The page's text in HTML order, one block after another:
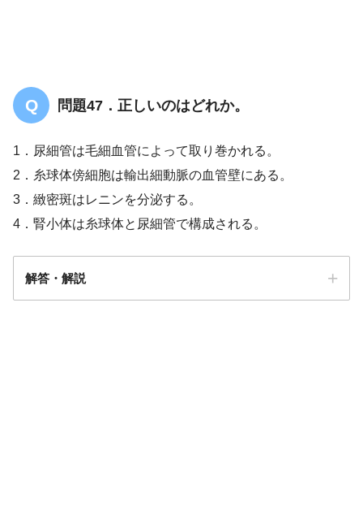
問題47．正しいのはどれか。
1．尿細管は毛細血管によって取り巻かれる。
2．糸球体傍細胞は輸出細動脈の血管壁にある。
3．緻密斑はレニンを分泌する。
4．腎小体は糸球体と尿細管で構成される。
解答・解説